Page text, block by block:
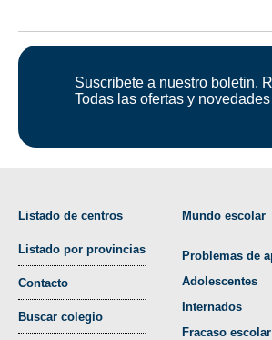
Suscribete a nuestro boletin.
Todas las ofertas y
Listado de centros
Listado por provincias
Contacto
Buscar colegio
Mundo escolar
Problemas de
Adolescentes
Internados
Fracaso escolar